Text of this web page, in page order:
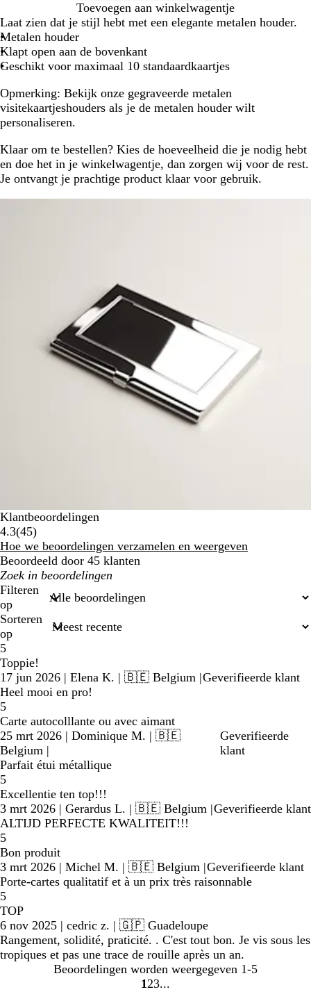
Toevoegen aan winkelwagentje
Laat zien dat je stijl hebt met een elegante metalen houder.
Metalen houder
Klapt open aan de bovenkant
Geschikt voor maximaal 10 standaardkaartjes
Opmerking: Bekijk onze gegraveerde metalen
visitekaartjeshouders als je de metalen houder wilt
personaliseren.
Klaar om te bestellen? Kies de hoeveelheid die je nodig hebt
en doe het in je winkelwagentje, dan zorgen wij voor de rest.
Je ontvangt je prachtige product klaar voor gebruik.
Klantbeoordelingen
4.3(4545
beoordelingen
)
Hoe we beoordelingen verzamelen en weergeven
Beoordeeld door 45 klanten
Mijn
zoekopdrachten
Filteren
op
Sorteren
op
5
Toppie!
17 jun 2026 | Elena K. | 🇧🇪 Belgium |Geverifieerde klant
Heel mooi en pro!
5
Carte autocolllante ou avec aimant
25 mrt 2026 | Dominique M. | 🇧🇪
Belgium |
Geverifieerde
klant
Parfait étui métallique
5
Excellentie ten top!!!
3 mrt 2026 | Gerardus L. | 🇧🇪 Belgium |Geverifieerde klant
ALTIJD PERFECTE KWALITEIT!!!
5
Bon produit
3 mrt 2026 | Michel M. | 🇧🇪 Belgium |Geverifieerde klant
Porte-cartes qualitatif et à un prix très raisonnable
5
TOP
6 nov 2025 | cedric z. | 🇬🇵 Guadeloupe
Rangement, solidité, praticité. . C'est tout bon. Je vis sous les
tropiques et pas une trace de rouille après un an.
Beoordelingen worden weergegeven 1-5
Naar
1 Naar
2 Naar
3